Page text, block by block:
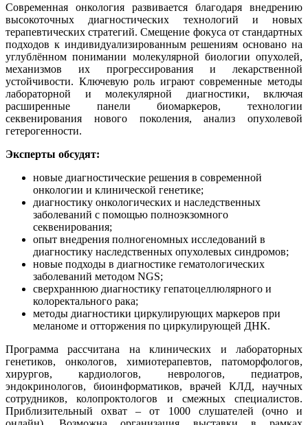
Современная онкология развивается благодаря внедрению
высокоточных диагностических технологий и новых
терапевтических стратегий. Смещение фокуса от стандартных
подходов к индивидуализированным решениям основано на
углублённом понимании молекулярной биологии опухолей,
механизмов их прогрессирования и лекарственной
устойчивости. Ключевую роль играют современные методы
лабораторной и молекулярной диагностики, включая
расширенные панели биомаркеров, технологии
секвенирования нового поколения, анализ опухолевой
гетерогенности.
Эксперты обсудят:
новые диагностические решения в современной
онкологии и клинической генетике;
диагностику онкологических и наследственных
заболеваний с помощью полноэкзомного
секвенирования;
опыт внедрения полногеномных исследований в
диагностику наследственных опухолевых синдромов;
новые подходы в диагностике гематологических
заболеваний методом NGS;
сверхраннюю диагностику гепатоцеллюлярного и
колоректального рака;
методы диагностики циркулирующих маркеров при
меланоме и отторжения по циркулирующей ДНК.
Программа рассчитана на клинических и лабораторных
генетиков, онкологов, химиотерапевтов, патоморфологов,
хирургов, кардиологов, неврологов, педиатров,
эндокринологов, биоинформатиков, врачей КЛД, научных
сотрудников, колопроктологов и смежных специалистов.
Приблизительный охват – от 1000 слушателей (очно и